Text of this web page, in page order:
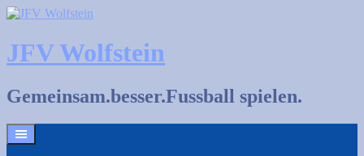
Skip
content
JFV Wolfstein
Gemeinsam.besser.Fussball spielen.